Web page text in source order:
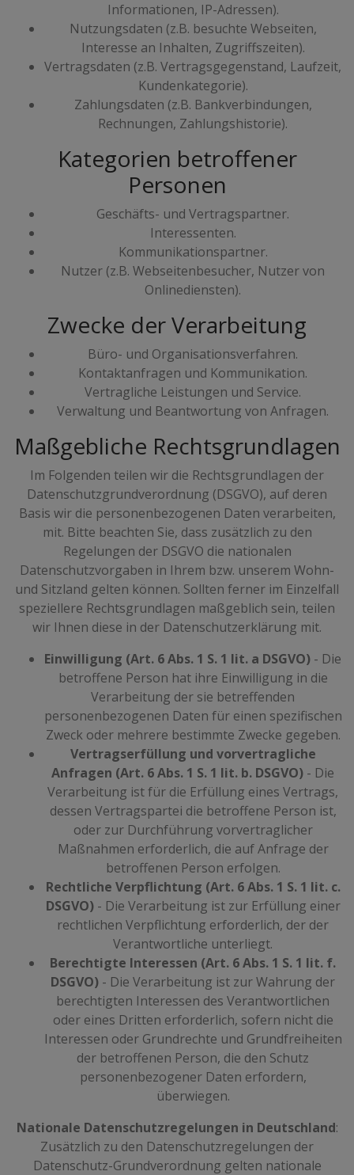
Informationen, IP-Adressen).
Nutzungsdaten (z.B. besuchte Webseiten,
Interesse an Inhalten, Zugriffszeiten).
Vertragsdaten (z.B. Vertragsgegenstand, Laufzeit,
Kundenkategorie).
Zahlungsdaten (z.B. Bankverbindungen,
Rechnungen, Zahlungshistorie).
Kategorien betroffener
Personen
Geschäfts- und Vertragspartner.
Interessenten.
Kommunikationspartner.
Nutzer (z.B. Webseitenbesucher, Nutzer von
Onlinediensten).
Zwecke der Verarbeitung
Büro- und Organisationsverfahren.
Kontaktanfragen und Kommunikation.
Vertragliche Leistungen und Service.
Verwaltung und Beantwortung von Anfragen.
Maßgebliche Rechtsgrundlagen
Im Folgenden teilen wir die Rechtsgrundlagen der
Datenschutzgrundverordnung (DSGVO), auf deren
Basis wir die personenbezogenen Daten verarbeiten,
mit. Bitte beachten Sie, dass zusätzlich zu den
Regelungen der DSGVO die nationalen
Datenschutzvorgaben in Ihrem bzw. unserem Wohn-
und Sitzland gelten können. Sollten ferner im Einzelfall
speziellere Rechtsgrundlagen maßgeblich sein, teilen
wir Ihnen diese in der Datenschutzerklärung mit.
Einwilligung (Art. 6 Abs. 1 S. 1 lit. a DSGVO) - Die
betroffene Person hat ihre Einwilligung in die
Verarbeitung der sie betreffenden
personenbezogenen Daten für einen spezifischen
Zweck oder mehrere bestimmte Zwecke gegeben.
Vertragserfüllung und vorvertragliche
Anfragen (Art. 6 Abs. 1 S. 1 lit. b. DSGVO) - Die
Verarbeitung ist für die Erfüllung eines Vertrags,
dessen Vertragspartei die betroffene Person ist,
oder zur Durchführung vorvertraglicher
Maßnahmen erforderlich, die auf Anfrage der
betroffenen Person erfolgen.
Rechtliche Verpflichtung (Art. 6 Abs. 1 S. 1 lit. c.
DSGVO)- Die Verarbeitung ist zur Erfüllung einer
rechtlichen Verpflichtung erforderlich, der der
Verantwortliche unterliegt.
Berechtigte Interessen (Art. 6 Abs. 1 S. 1 lit. f.
DSGVO) - Die Verarbeitung ist zur Wahrung der
berechtigten Interessen des Verantwortlichen
oder eines Dritten erforderlich, sofern nicht die
Interessen oder Grundrechte und Grundfreiheiten
der betroffenen Person, die den Schutz
personenbezogener Daten erfordern,
überwiegen.
Nationale Datenschutzregelungen in Deutschland:
Zusätzlich zu den Datenschutzregelungen der
Datenschutz-Grundverordnung gelten nationale